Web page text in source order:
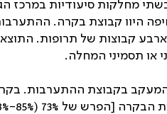
מחלקות סיעודיות במרכז
היוו קבוצת בקרה.
קבוצות של תרופות.
או תסמיני המחלה.
85%